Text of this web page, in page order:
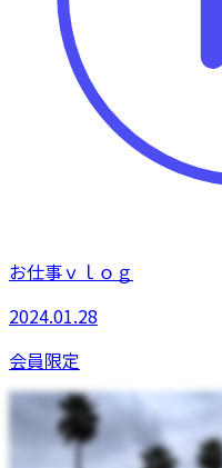
お仕事ｖｌｏｇ
2024.01.28
会員限定